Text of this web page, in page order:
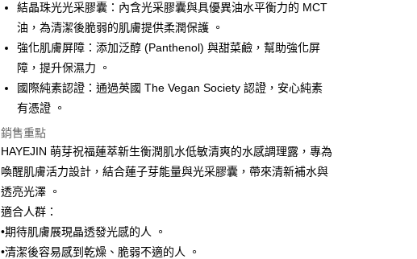
Google Pay
全盈+PAY
AFTEE先享後付
相關說明
【關於「AFTEE先享後付」】
便利好安心！
１．簡單：不需註冊會員、不需綁卡、不需儲值。
３．安心：先確認商品／服務後，再付款。
【「AFTEE先享後付」結帳流程】
１．於結帳方式選擇「AFTEE先享後付」後，將跳轉至「AFTEE先享後
付」結帳頁面，進行簡訊認證並確認金額後，即可完成結帳。
２．訂單成立數日內，您將收到繳費通知簡訊。
ATM付款
運送方式
全家取貨付款
每筆NT$80，滿NT$590(含以上)免運費
付款後全家取貨
結晶珠光光采膠囊：內含光采膠囊與具優異油水平衡力的 MCT
油，為清潔後脆弱的肌膚提供柔潤保護 。
強化肌膚屏障：添加泛醇 (Panthenol) 與甜菜鹼，幫助強化屏
障，提升保濕力 。
國際純素認證：通過英國 The Vegan Society 認證，安心純素
有憑證 。
銷售重點
HAYEJIN 萌芽祝福蓮萃新生衡潤肌水低敏清爽的水感調理露，專為
喚醒肌膚活力設計，結合蓮子芽能量與光采膠囊，帶來清新補水與
透亮光澤 。
適合人群：
•期待肌膚展現晶透發光感的人 。
•清潔後容易感到乾燥、脆弱不適的人 。